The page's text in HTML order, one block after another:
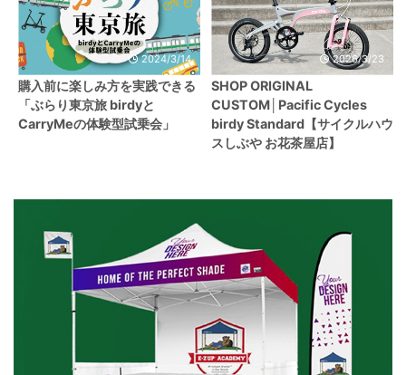
2024/3/14
購入前に楽しみ方を実践できる
「ぶらり東京旅 birdyと
CarryMeの体験型試乗会」
2026/3/23
SHOP ORIGINAL
CUSTOM│Pacific Cycles
birdy Standard【サイクルハウ
スしぶや お花茶屋店】